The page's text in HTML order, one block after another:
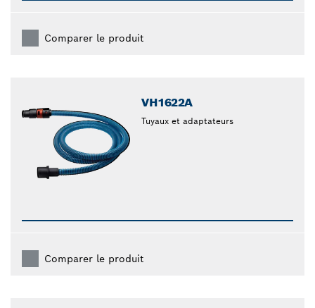
Comparer le produit
VH1622A
Tuyaux et adaptateurs
Comparer le produit